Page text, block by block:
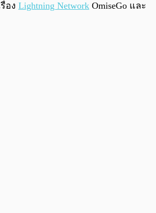
อง Lightning Network OmiseGo และ